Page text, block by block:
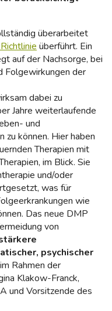
überarbeitet
überführt. Ein
auf der Nachsorge, bei
Folgewirkungen der
dabei zu
Jahre weiterlaufende
und
zu können. Hier haben
Therapien mit
im Blick. Sie
und/oder
was für
wie
Das neue DMP
von
psychischer
im Rahmen der
Klakow-Franck,
und Vorsitzende des